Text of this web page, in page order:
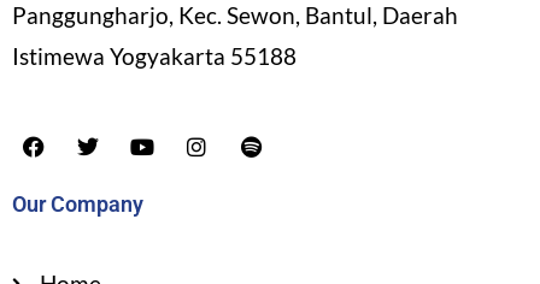
Panggungharjo, Kec. Sewon, Bantul, Daerah
Istimewa Yogyakarta 55188
Our Company